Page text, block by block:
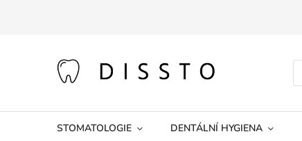
STOMATOLOGIE DENTÁLNÍ HYGIENA